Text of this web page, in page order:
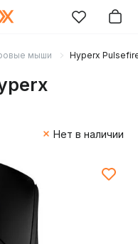
мыши Hyperx
Нет в наличии